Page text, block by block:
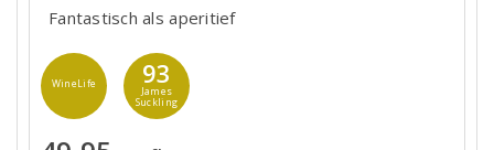
Fantastisch als aperitief
WineLife 93
James
Suckling